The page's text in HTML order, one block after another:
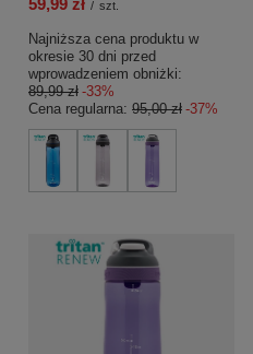
/ szt.
Najniższa cena produktu w
okresie 30 dni przed
wprowadzeniem obniżki:
89,99 zł -33%
Cena regularna: 95,00 zł -37%